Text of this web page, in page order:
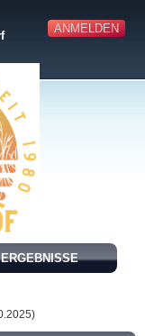
ANMELDEN
ERGEBNISSE